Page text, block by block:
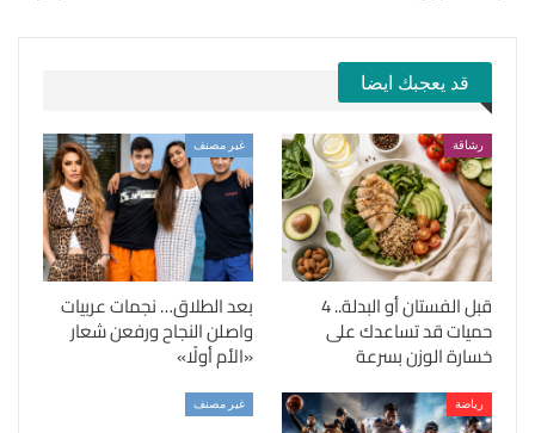
قد يعجبك ايضا
رشاقة
قبل الفستان أو البدلة.. 4
حميات قد تساعدك على
خسارة الوزن بسرعة
غير مصنف
بعد الطلاق… نجمات عربيات
واصلن النجاح ورفعن شعار
«الأم أولًا»
رياضة غير مصنف